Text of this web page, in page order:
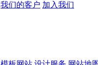
我们的客户 加入我们